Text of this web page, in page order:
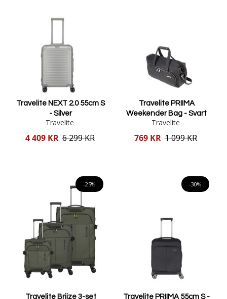
Travelite NEXT 2.0 55cm S
- Silver
Travelite
Reducerat
4 409 KR 6 299 KR
Travelite PRIIMA
Weekender Bag - Svart
Travelite
Reducerat
769 KR 1 099 KR
-25%
Travelite Briize 3-set
-30%
Travelite PRIIMA 55cm S -